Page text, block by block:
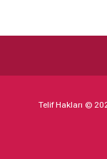
Telif Hakları ©